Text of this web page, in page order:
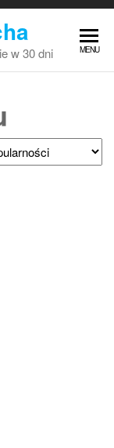
w 30 dni MENU